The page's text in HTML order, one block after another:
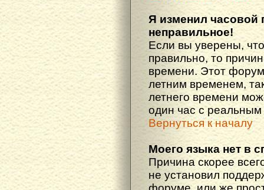
Я изменил часовой
неправильное!
Если вы уверены,
правильно, то
времени. Этот
летним временем,
летнего времени
один час с
Вернуться к началу
Моего языка нет в
Причина скорее
не установил